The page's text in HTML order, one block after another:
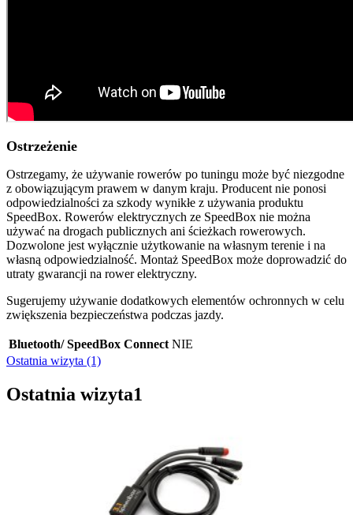
Ostrzeżenie
Ostrzegamy, że używanie rowerów po tuningu może być niezgodne
z obowiązującym prawem w danym kraju. Producent nie ponosi
odpowiedzialności za szkody wynikłe z używania produktu
SpeedBox. Rowerów elektrycznych ze SpeedBox nie można
używać na drogach publicznych ani ścieżkach rowerowych.
Dozwolone jest wyłącznie użytkowanie na własnym terenie i na
własną odpowiedzialność. Montaż SpeedBox może doprowadzić do
utraty gwarancji na rower elektryczny.
Sugerujemy używanie dodatkowych elementów ochronnych w celu
zwiększenia bezpieczeństwa podczas jazdy.
Bluetooth/ SpeedBox Connect NIE
Ostatnia wizyta (1)
Ostatnia wizyta1